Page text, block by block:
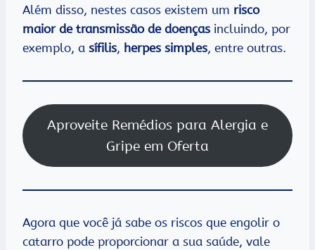
Além disso, nestes casos existem um risco
maior de transmissão de doenças incluindo, por
exemplo, a sífilis, herpes simples, entre outras.
Aproveite Remédios para Alergia e
Gripe em Oferta
Agora que você já sabe os riscos que engolir o
catarro pode proporcionar a sua saúde, vale